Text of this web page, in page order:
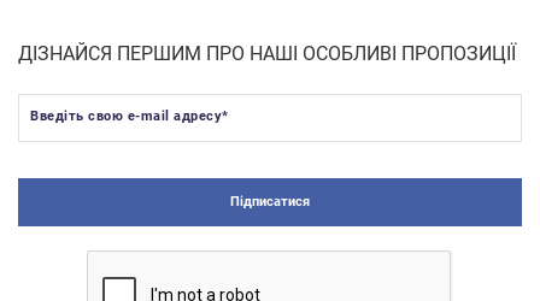
ДІЗНАЙСЯ ПЕРШИМ ПРО НАШІ ОСОБЛИВІ ПРОПОЗИЦІЇ
Введіть свою e-mail адресу*
Підписатися